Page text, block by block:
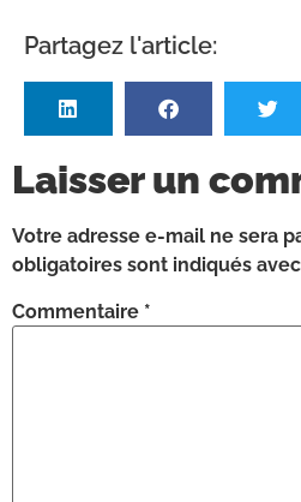
Partagez l'article:
Laisser un
Votre adresse e-mail ne sera
obligatoires sont indiqués avec
Commentaire *